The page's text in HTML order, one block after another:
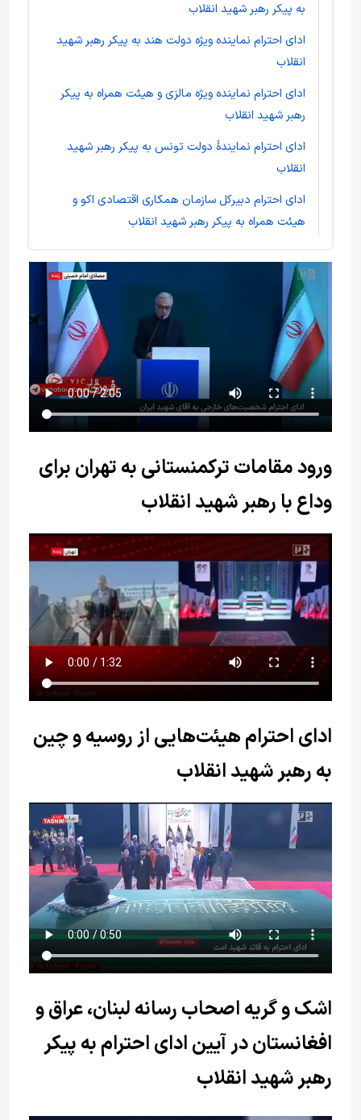
به پیکر رهبر شهید انقلاب
ادای احترام نماینده ویژه دولت هند به پیکر رهبر شهید
انقلاب
ادای احترام نماینده ویژه مالزی و هیئت همراه به پیکر
رهبر شهید انقلاب
ادای احترام نمایندۀ دولت تونس به پیکر رهبر شهید
انقلاب
ادای احترام دبیرکل سازمان همکاری اقتصادی اکو و
هیئت همراه به پیکر رهبر شهید انقلاب
ورود مقامات ترکمنستانی به تهران برای
وداع با رهبر شهید انقلاب
ادای احترام هیئت‌هایی از روسیه و چین
به رهبر شهید انقلاب
اشک و گریه اصحاب رسانه‌ لبنان، عراق و
افغانستان در آیین ادای احترام به پیکر
رهبر شهید انقلاب